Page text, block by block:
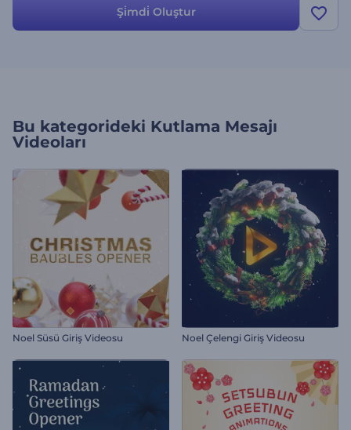
Şi̇mdi̇ Oluştur
Bu kategorideki Kutlama Mesajı
Videoları
Noel Süsü Giriş Videosu Noel Çelengi Giriş Videosu